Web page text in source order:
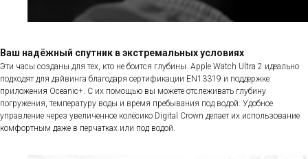
Ваш надёжный спутник в экстремальных условиях
Эти часы созданы для тех, кто не боится глубины. Apple Watch Ultra 2 идеально
подходят для дайвинга благодаря сертификации EN13319 и поддержке
приложения Oceanic+. С их помощью вы можете отслеживать глубину
погружения, температуру воды и время пребывания под водой. Удобное
управление через увеличенное колёсико Digital Crown делает их использование
комфортным даже в перчатках или под водой.